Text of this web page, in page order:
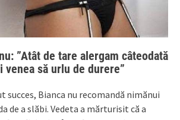
”Atât de tare alergam câteodată
să urlu de durere”
succes, Bianca nu recomandă nimănui
de a slăbi. Vedeta a mărturisit că a